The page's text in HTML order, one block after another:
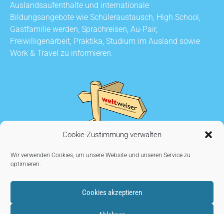
Cookie-Zustimmung verwalten
Wir verwenden Cookies, um unsere Website und unseren Service zu
optimieren.
Cookies akzeptieren
Auslandsaufenthalte und internationale
Bildungsangebote wie Schüleraustausch, High School,
Gastfamilie werden, Sprachreisen, Au-Pair,
Freiwilligenarbeit, Praktika, Studium im Ausland sowie
Work & Travel zu informieren.